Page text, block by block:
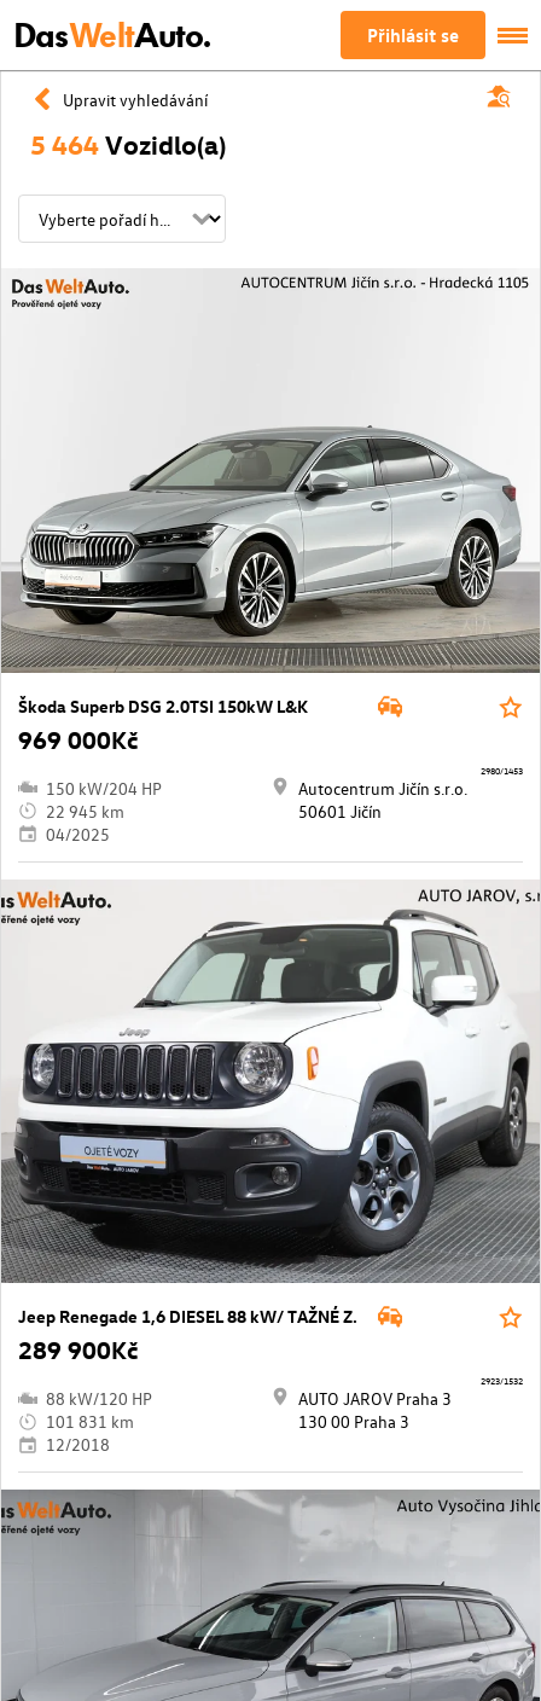
DasWeltAuto. Přihlásit se
Upravit vyhledávání
5 464Vozidlo(a)
Škoda Superb DSG 2.0TSI 150kW L&K
969 000Kč
150 kW/204 HP
22 945 km
04/2025
Autocentrum Jičín s.r.o.
50601 Jičín
2980/1453
Jeep Renegade 1,6 DIESEL 88 kW/ TAŽNÉ Z.
289 900Kč
88 kW/120 HP
101 831 km
12/2018
AUTO JAROV Praha 3
130 00 Praha 3
2923/1532